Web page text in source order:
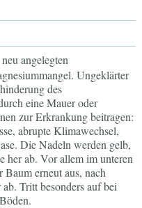
angelegten
Ungeklärter
des
eine Mauer oder
zur Erkrankung beitragen:
abrupte Klimawechsel,
Die Nadeln werden gelb,
her ab. Vor allem im unteren
erneut aus, nach
Tritt besonders auf bei